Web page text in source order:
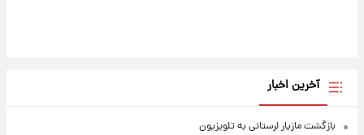
آخرین اخبار
بازگشت مازیار لرستانی به تلویزیون